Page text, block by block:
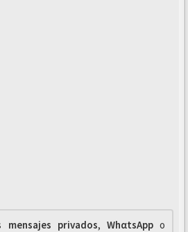
mensajes privados, WhαtsAppo